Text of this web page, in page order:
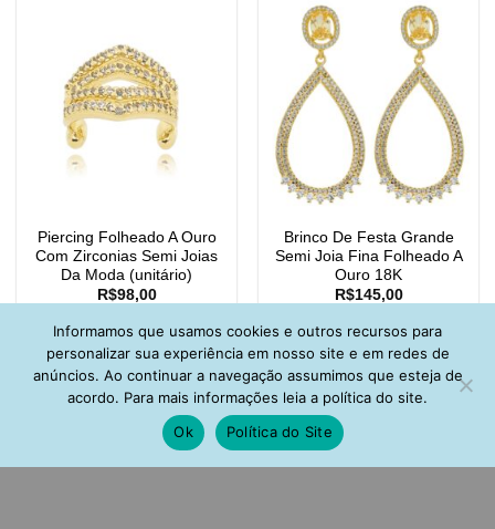
Piercing Folheado A Ouro
Com Zirconias Semi Joias
Da Moda (unitário)
R$98,00
Brinco De Festa Grande
Semi Joia Fina Folheado A
Ouro 18K
R$145,00
Informamos que usamos cookies e outros recursos para
personalizar sua experiência em nosso site e em redes de
anúncios. Ao continuar a navegação assumimos que esteja de
acordo. Para mais informações leia a política do site.
Ok
Política do Site